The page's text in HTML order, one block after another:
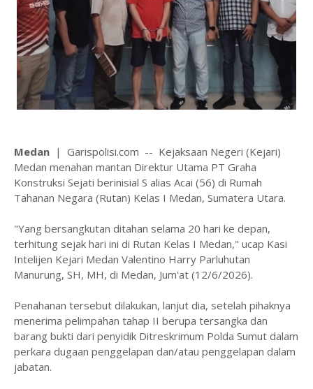
Medan | Garispolisi.com -- Kejaksaan Negeri (Kejari)
Medan menahan mantan Direktur Utama PT Graha
Konstruksi Sejati berinisial S alias Acai (56) di Rumah
Tahanan Negara (Rutan) Kelas I Medan, Sumatera Utara.
"Yang bersangkutan ditahan selama 20 hari ke depan,
terhitung sejak hari ini di Rutan Kelas I Medan," ucap Kasi
Intelijen Kejari Medan Valentino Harry Parluhutan
Manurung, SH, MH, di Medan, Jum'at (12/6/2026).
Penahanan tersebut dilakukan, lanjut dia, setelah pihaknya
menerima pelimpahan tahap II berupa tersangka dan
barang bukti dari penyidik Ditreskrimum Polda Sumut dalam
perkara dugaan penggelapan dan/atau penggelapan dalam
jabatan.